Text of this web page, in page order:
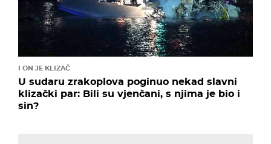
I ON JE KLIZAČ
U sudaru zrakoplova poginuo nekad slavni
klizački par: Bili su vjenčani, s njima je bio i
sin?